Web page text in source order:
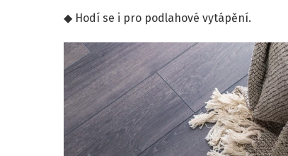
Hodí se i pro podlahové vytápění.